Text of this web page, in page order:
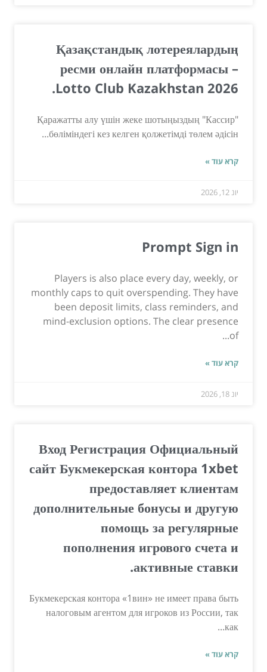
Қазақстандық лотереялардың
ресми онлайн платформасы –
Lotto Club Kazakhstan 2026.
Қаражатты алу үшін жеке шотыңыздың "Кассир"
бөліміндегі кез келген қолжетімді төлем әдісін...
קרא עוד »
יונ 12, 2026
Prompt Sign in
Players is also place every day, weekly, or
monthly caps to quit overspending. They have
been deposit limits, class reminders, and
mind-exclusion options. The clear presence
of...
קרא עוד »
יונ 18, 2026
Вход Регистрация Официальный
сайт Букмекерская контора 1xbet
предоставляет клиентам
дополнительные бонусы и другую
помощь за регулярные
пополнения игрового счета и
активные ставки.
Букмекерская контора «1вин» не имеет права быть
налоговым агентом для игроков из России, так
как...
קרא עוד »